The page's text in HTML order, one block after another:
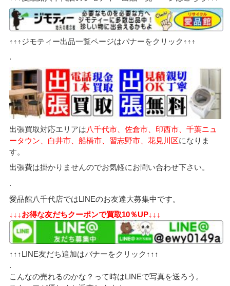
↑↑↑ジモティー出品一覧ページはバナーをクリック↑↑↑
.
出張買取対応エリアは八千代市、佐倉市、印西市、千葉ニュ
ータウン、白井市、船橋市、習志野市、花見川区になりま
す。
出張費は掛かりませんのでお気軽にお問い合わせ下さい。
.
愛品館八千代店ではLINEのお友達大募集中です。
↓↓↓お得な友だちクーポンで買取10％UP↓↓↓
↑↑↑LINE友だち追加はバナーをクリック↑↑↑
.
こんなの売れるのかな？って時はLINEで写真を送ろう。